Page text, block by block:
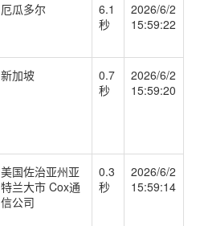
厄瓜多尔
6.1
秒
2026/6/2
15:59:22
新加坡
0.7
秒
2026/6/2
15:59:20
美国佐治亚州亚
特兰大市 Cox通
信公司
0.3
秒
2026/6/2
15:59:14